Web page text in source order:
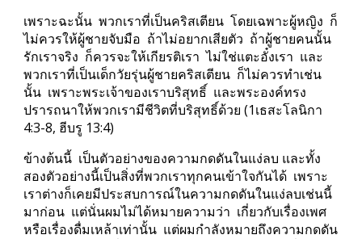
เพราะฉะนั้น  พวกเราที่เป็นคริสเตียน  โดยเฉพาะผู้หญิง  ก็
ไม่ควรให้ผู้ชายจับมือ  ถ้าไม่อยากเสียตัว  ถ้าผู้ชายคนนั้น
รักเราจริง  ก็ควรจะให้เกียรติเรา  ไม่ใช่แตะอั๋งเรา  และ
พวกเราที่เป็นเด็กวัยรุ่นผู้ชายคริสเตียน  ก็ไม่ควรทำเช่น
นั้น  เพราะพระเจ้าของเราบริสุทธิ์  และพระองค์ทรง
ปรารถนาให้พวกเรามีชีวิตที่บริสุทธิ์ด้วย (1เธสะโลนิกา
4:3-8, ฮีบรู 13:4)
ข้างต้นนี้  เป็นตัวอย่างของความกดดันในแง่ลบ และทั้ง
สองตัวอย่างนี้เป็นสิ่งที่พวกเราทุกคนเข้าใจกันได้  เพราะ
เราต่างก็เคยมีประสบการณ์ในความกดดันในแง่ลบเช่นนี้
มาก่อน  แต่นั่นผมไม่ได้หมายความว่า  เกี่ยวกับเรื่องเพศ
หรือเรื่องดื่มเหล้าเท่านั้น  แต่ผมกำลังหมายถึงความกดดัน